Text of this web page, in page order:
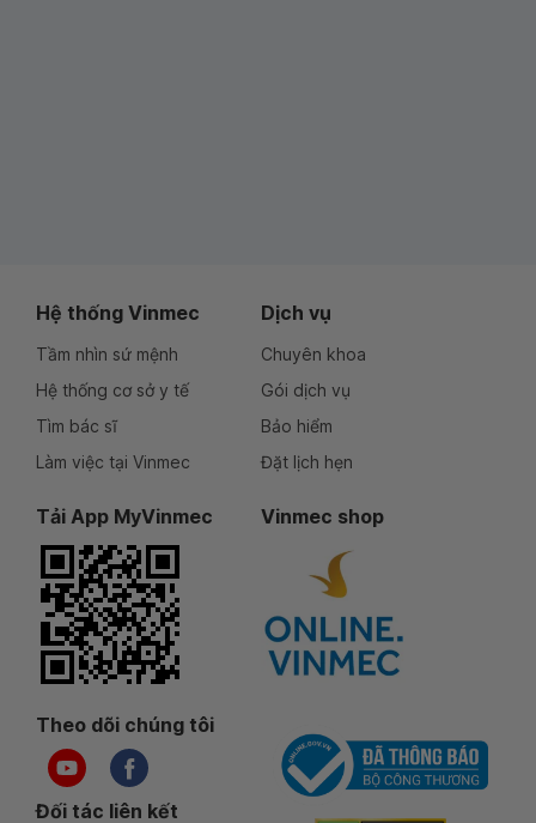
Hệ thống Vinmec
Tầm nhìn sứ mệnh
Hệ thống cơ sở y tế
Tìm bác sĩ
Làm việc tại Vinmec
Dịch vụ
Chuyên khoa
Gói dịch vụ
Bảo hiểm
Đặt lịch hẹn
Tải App MyVinmec Vinmec shop
Theo dõi chúng tôi
Đối tác liên kết